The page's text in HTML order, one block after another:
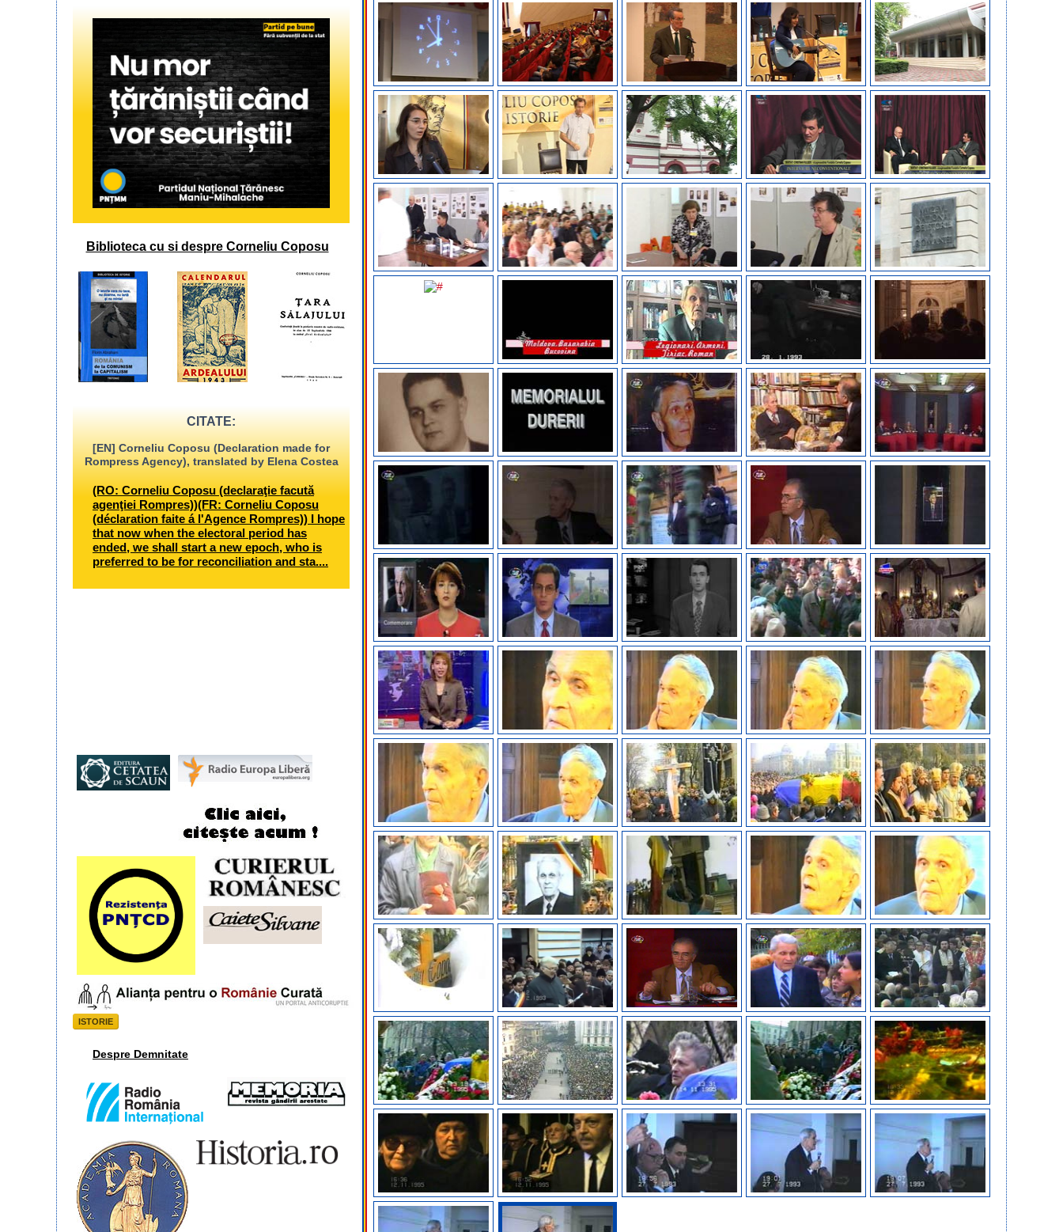
Biblioteca cu si despre Corneliu Coposu
CITATE:
[EN] Corneliu Coposu (Declaration made for
Rompress Agency), translated by Elena Costea
(RO: Corneliu Coposu (declaraţie facută
agenţiei Rompres))(FR: Corneliu Coposu
(déclaration faite á l'Agence Rompres)) I hope
that now when the electoral period has
ended, we shall start a new epoch, who is
preferred to be for reconciliation and sta....
ISTORIE
Despre Demnitate